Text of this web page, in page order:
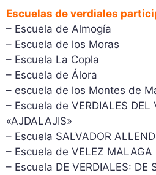
Escuelas de verdiales
– Escuela de Almogía
– Escuela de los Moras
– Escuela La Copla
– Escuela de Álora
– escuela de los Montes de
– Escuela de VERDIALES DEL
«AJDALAJIS»
– Escuela SALVADOR
– Escuela de VELEZ MALAGA
– Escuela DE VERDIALES: DE